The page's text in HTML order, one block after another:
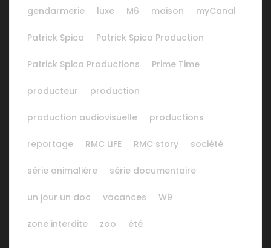
gendarmerie luxe M6 maison myCanal
Patrick Spica Patrick Spica Production
Patrick Spica Productions Prime Time
producteur production
production audiovisuelle productions
reportage RMC LIFE RMC story société
série animalière série documentaire
un jour un doc vacances W9
zone interdite zoo été